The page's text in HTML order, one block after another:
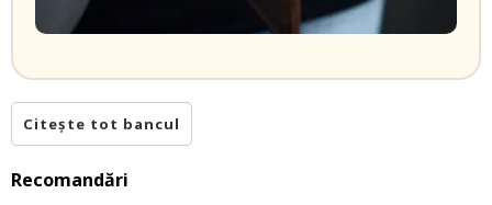
Citește tot bancul
Recomandări